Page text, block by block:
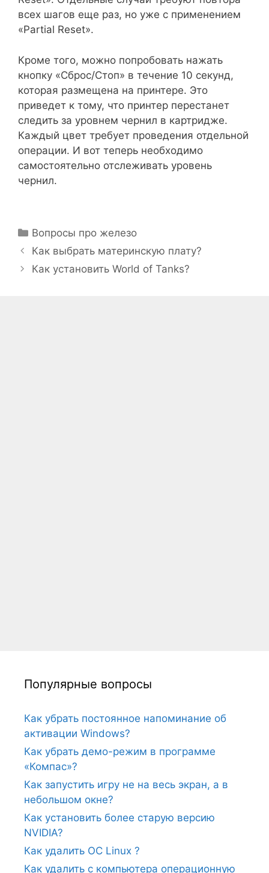
всех шагов еще раз, но уже с применением
«Partial Reset».
Кроме того, можно попробовать нажать
кнопку «Сброс/Стоп» в течение 10 секунд,
которая размещена на принтере. Это
приведет к тому, что принтер перестанет
следить за уровнем чернил в картридже.
Каждый цвет требует проведения отдельной
операции. И вот теперь необходимо
самостоятельно отслеживать уровень
чернил.
Рубрики
Вопросы про железо
Как выбрать материнскую плату?
Как установить World of Tanks?
Популярные вопросы
Как убрать постоянное напоминание об
активации Windows?
Как убрать демо-режим в программе
«Компас»?
Как запустить игру не на весь экран, а в
небольшом окне?
Как установить более старую версию
NVIDIA?
Как удалить ОС Linux ?
Как удалить с компьютера операционную